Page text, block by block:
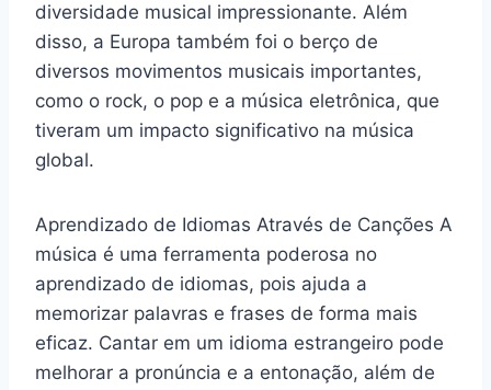
diversidade musical impressionante. Além
disso, a Europa também foi o berço de
diversos movimentos musicais importantes,
como o rock, o pop e a música eletrônica, que
tiveram um impacto significativo na música
global.
Aprendizado de Idiomas Através de Canções A
música é uma ferramenta poderosa no
aprendizado de idiomas, pois ajuda a
memorizar palavras e frases de forma mais
eficaz. Cantar em um idioma estrangeiro pode
melhorar a pronúncia e a entonação, além de